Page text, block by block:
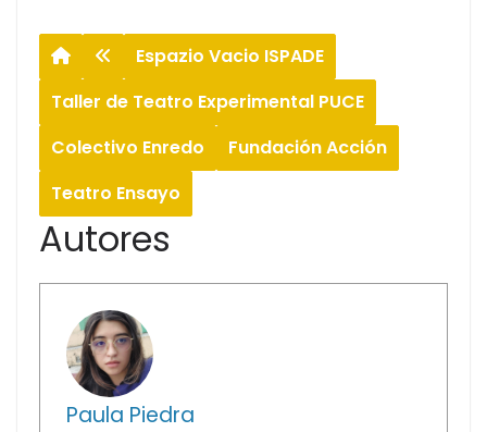
Espazio Vacio ISPADE
Taller de Teatro Experimental PUCE
Colectivo Enredo
Fundación Acción
Teatro Ensayo
Autores
Paula Piedra